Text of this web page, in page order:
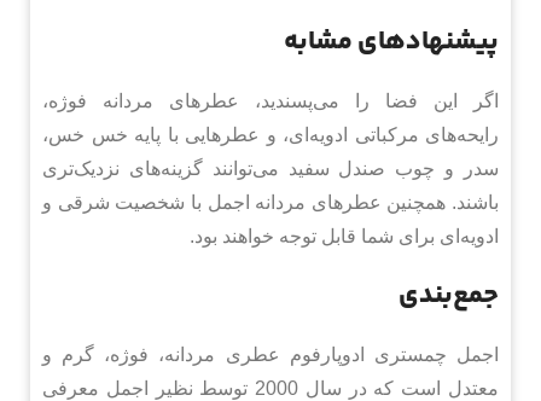
پیشنهادهای مشابه
اگر این فضا را می‌پسندید، عطرهای مردانه فوژه،
رایحه‌های مرکباتی ادویه‌ای، و عطرهایی با پایه خس خس،
سدر و چوب صندل سفید می‌توانند گزینه‌های نزدیک‌تری
باشند. همچنین عطرهای مردانه اجمل با شخصیت شرقی و
ادویه‌ای برای شما قابل توجه خواهند بود.
جمع‌بندی
اجمل چمستری ادوپارفوم عطری مردانه، فوژه، گرم و
معتدل است که در سال 2000 توسط نظیر اجمل معرفی